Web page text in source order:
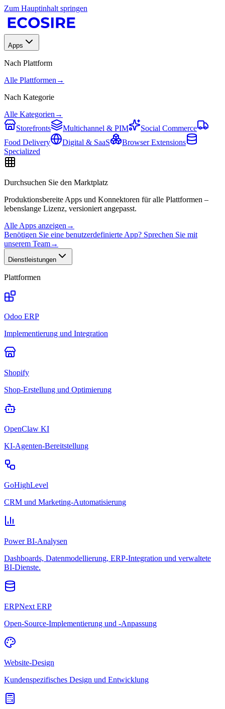
Zum Hauptinhalt springen
Apps
Nach Plattform
Alle Plattformen →
Nach Kategorie
Alle Kategorien →
Storefronts
Multichannel & PIM
Social Commerce
Food Delivery
Digital & SaaS
Browser Extensions
Specialized
Durchsuchen Sie den Marktplatz
Produktionsbereite Apps und Konnektoren für alle Plattformen –
lebenslange Lizenz, versioniert angepasst.
Alle Apps anzeigen →
Benötigen Sie eine benutzerdefinierte App? Sprechen Sie mit
unserem Team→
Dienstleistungen
Plattformen
Odoo ERP
Implementierung und Integration
Shopify
Shop-Erstellung und Optimierung
OpenClaw KI
KI-Agenten-Bereitstellung
GoHighLevel
CRM und Marketing-Automatisierung
Power BI-Analysen
Dashboards, Datenmodellierung, ERP-Integration und verwaltete
BI-Dienste.
ERPNext ERP
Open-Source-Implementierung und -Anpassung
Website-Design
Kundenspezifisches Design und Entwicklung